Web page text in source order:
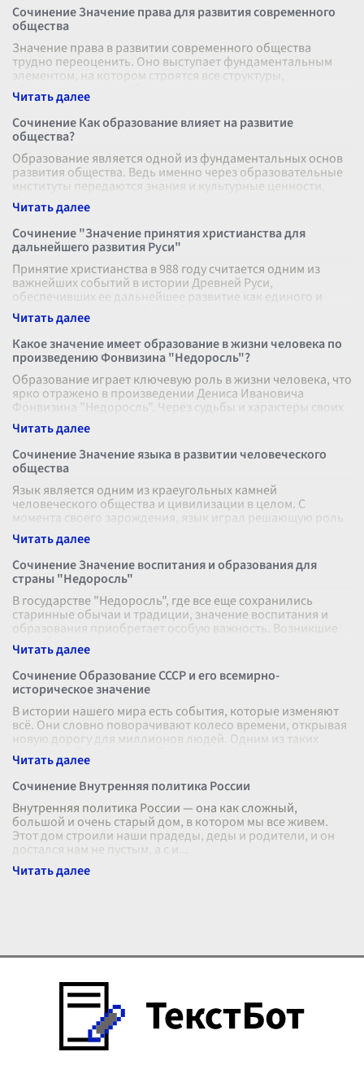
Сочинение Значение права для развития современного
общества
Значение права в развитии современного общества
трудно переоценить. Оно выступает фундаментальным
элементом, на котором строятся все структуры,
обеспечивающие стабильность и порядо
Сочинение Как образование влияет на развитие
общества?
Образование является одной из фундаментальных основ
развития общества. Ведь именно через образовательные
институты передаются знания и культурные ценности,
формируются новые навыки
Сочинение "Значение принятия христианства для
дальнейшего развития Руси"
Принятие христианства в 988 году считается одним из
важнейших событий в истории Древней Руси,
обеспечивших ее дальнейшее развитие как единого и
сильного государства. Это событие им
Какое значение имеет образование в жизни человека по
произведению Фонвизина "Недоросль"?
Образование играет ключевую роль в жизни человека, что
ярко отражено в произведении Дениса Ивановича
Фонвизина "Недоросль". Через судьбы и характеры своих
персонажей, автор демонст
Сочинение Значение языка в развитии человеческого
общества
Язык является одним из краеугольных камней
человеческого общества и цивилизации в целом. С
момента своего зарождения, язык играл решающую роль
в развитии не только отдельных культу
Сочинение Значение воспитания и образования для
страны "Недоросль"
В государстве "Недоросль", где все еще сохранились
старинные обычаи и традиции, значение воспитания и
образования приобретает особую важность. Возникшие
из глубин прошлого, эти цен
Сочинение Образование СССР и его всемирно-
историческое значение
В истории нашего мира есть события, которые изменяют
всё. Они словно поворачивают колесо времени, открывая
новую дорогу для миллионов людей. Одним из таких
великих событий стало об
Сочинение Внутренняя политика России
Внутренняя политика России — она как сложный,
большой и очень старый дом, в котором мы все живем.
Этот дом строили наши прадеды, деды и родители, и он
достался нам не пустым, а с и